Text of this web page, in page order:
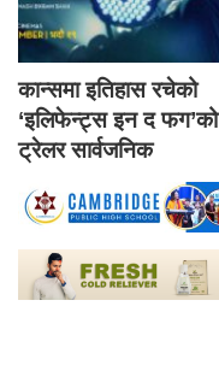
कान्समा इतिहास रचेको
‘इलिफेन्ट्स इन द फग’को
ट्रेलर सार्वजनिक